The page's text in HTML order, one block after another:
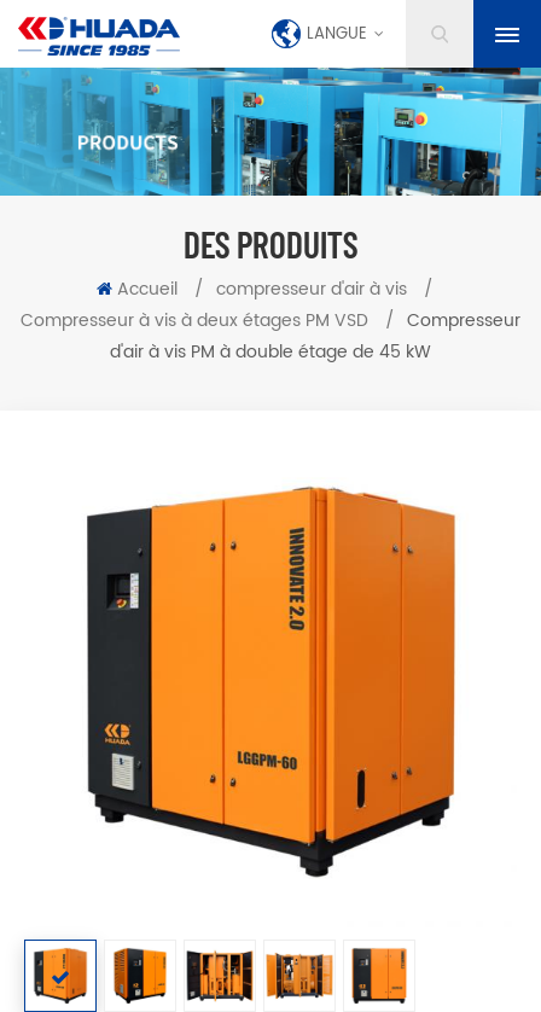
LANGUE
DES PRODUITS
Accueil / compresseur d'air à vis
/
Compresseur à vis à deux étages PM VSD
/ Compresseur
d'air à vis PM à double étage de 45 kW